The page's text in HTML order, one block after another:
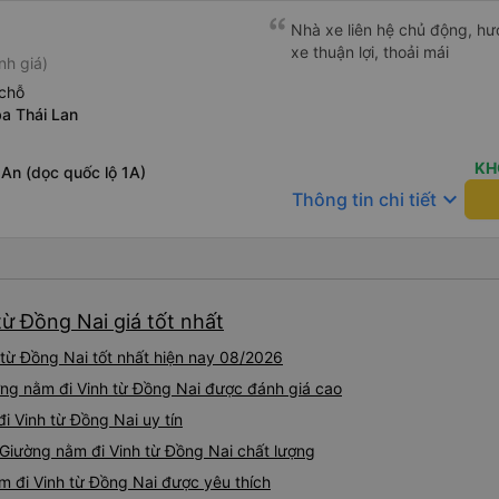
giá)
Thái Lan
(dọc quốc lộ 1A)
Nhà xe liên hệ chủ động,
xe thuận lợi, thoải mái
Thông tin chi tiết keyboard_arrow_down
Đồng Nai giá tốt nhất
Đồng Nai tốt nhất hiện nay 08/2026
nằm đi Vinh từ Đồng Nai được đánh giá cao
Vinh từ Đồng Nai uy tín
nằm đi Vinh từ Đồng Nai chất lượng
đi Vinh từ Đồng Nai được yêu thích